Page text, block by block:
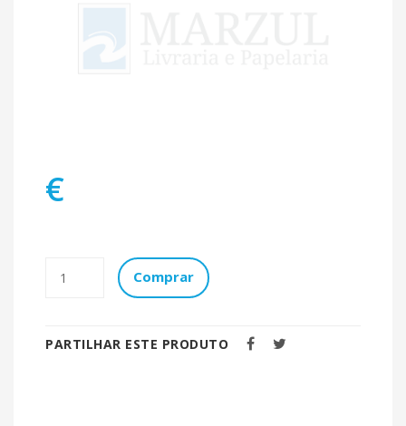
€
Comprar
PARTILHAR ESTE PRODUTO